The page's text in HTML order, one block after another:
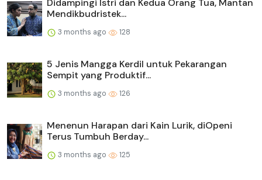
Didampingi Istri dan Kedua Orang Tua, Mantan
Mendikbudristek...
3 months ago 128
5 Jenis Mangga Kerdil untuk Pekarangan
Sempit yang Produktif...
3 months ago 126
Menenun Harapan dari Kain Lurik, diOpeni
Terus Tumbuh Berday...
3 months ago 125